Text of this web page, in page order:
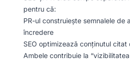
pentru că:
PR-ul construiește semnalele de
încredere
SEO optimizează conținutul citat
Ambele contribuie la